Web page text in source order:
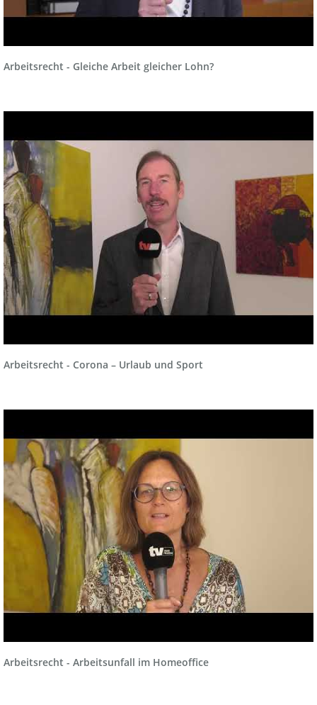
Arbeitsrecht - Gleiche Arbeit gleicher Lohn?
Arbeitsrecht - Corona – Urlaub und Sport
Arbeitsrecht - Arbeitsunfall im Homeoffice